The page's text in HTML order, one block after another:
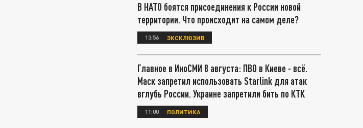
В НАТО боятся присоединения к России новой
территории. Что происходит на самом деле?
13:56 ЭКСКЛЮЗИВ
Главное в ИноСМИ 8 августа: ПВО в Киеве - всё.
Маск запретил использовать Starlink для атак
вглубь России. Украине запретили бить по КТК
11:00 ПОЛИТИКА